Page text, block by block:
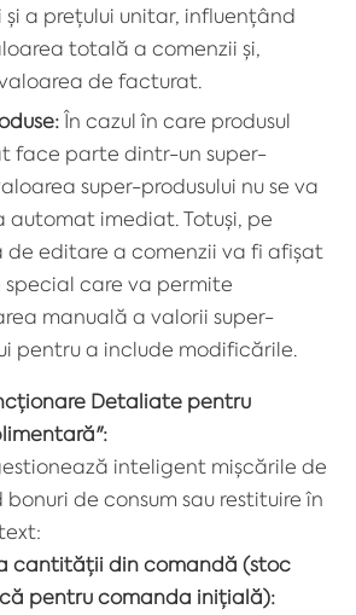
a prețului unitar, influențând
totală a comenzii și,
de facturat.
În cazul în care produsul
face parte dintr-un super-
super-produsului nu se va
automat imediat. Totuși, pe
editare a comenzii va fi afișat
special care va permite
manuală a valorii super-
pentru a include modificările.
Detaliate pentru
inteligent mișcările de
de consum sau restituire în
cantității din comandă (stoc
pentru comanda inițială):